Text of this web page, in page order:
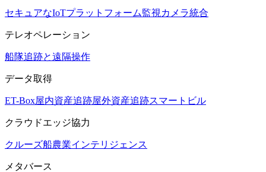
セキュアなIoTプラットフォーム監視カメラ統合
テレオペレーション
船隊追跡と遠隔操作
データ取得
ET-Box屋内資産追跡屋外資産追跡スマートビル
クラウドエッジ協力
クルーズ船農業インテリジェンス
メタバース